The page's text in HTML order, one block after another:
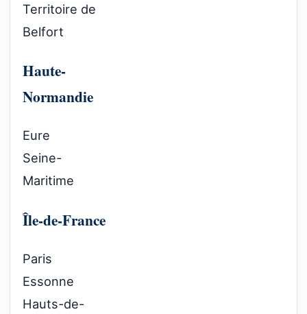
Territoire de
Belfort
Haute-
Normandie
Eure
Seine-
Maritime
Île-de-France
Paris
Essonne
Hauts-de-